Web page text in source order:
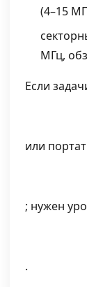
(4–15
МГц,
Если
или
; нужен
.